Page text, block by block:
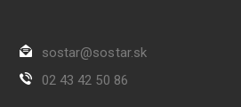
sostar@sostar.sk
02 43 42 50 86